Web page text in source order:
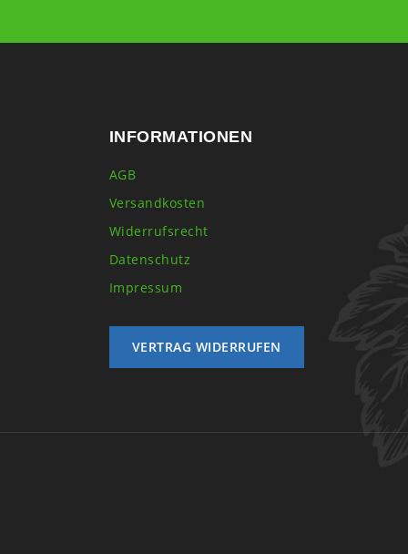
INFORMATIONEN
AGB
Versandkosten
Widerrufsrecht
Datenschutz
Impressum
VERTRAG WIDERRUFEN